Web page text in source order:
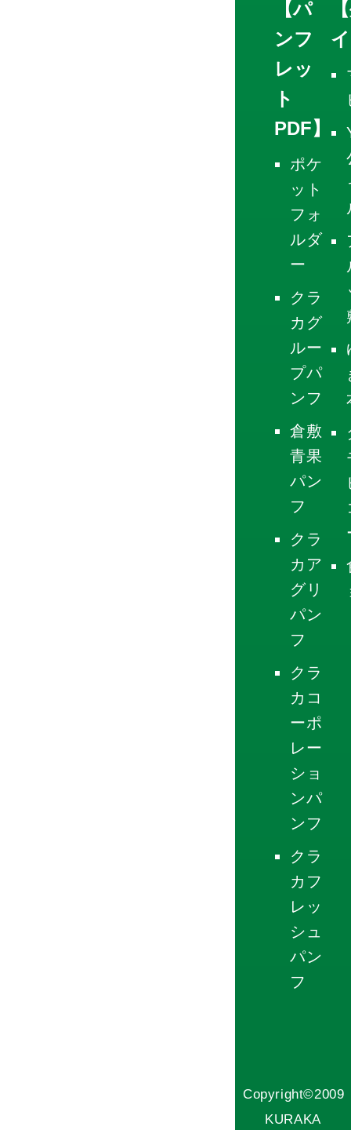
【パ
ンフ
レッ
ト
PDF】
ポケ
ット
フォ
ルダ
ー
クラ
カグ
ルー
プパ
ンフ
倉敷
青果
パン
フ
クラ
カア
グリ
パン
フ
クラ
カコ
ーポ
レー
ショ
ンパ
ンフ
クラ
カフ
レッ
シュ
パン
フ
Copyright©2009
KURAKA